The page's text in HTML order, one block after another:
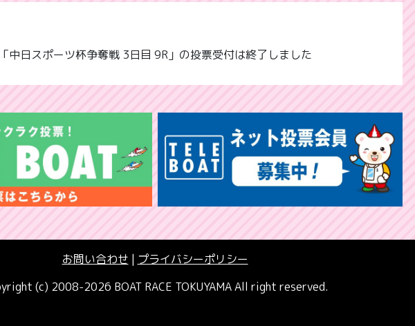
中日スポーツ杯争奪戦 3日目 9R」の投票受付は終了しました
お問い合わせ | プライバシーポリシー
(c) 2008-2026 BOAT RACE TOKUYAMA All right reserved.